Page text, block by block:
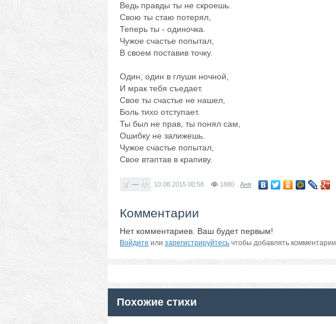
Ведь правды ты не скроешь.
Свою ты стаю потерял,
Теперь ты - одиночка.
Чужое счастье попытал,
В своем поставив точку.
Один, один в глуши ночной,
И мрак тебя съедает.
Свое ты счастье не нашел,
Боль тихо отступает.
Ты был не прав, ты понял сам,
Ошибку не залижешь.
Чужое счастье попытал,
Свое втаптав в крапиву.
— 10.08.2015 00:58 1880 Аня
Комментарии
Нет комментариев. Ваш будет первым!
Войдите или зарегистрируйтесь чтобы добавлять комментарии
Похожие стихи